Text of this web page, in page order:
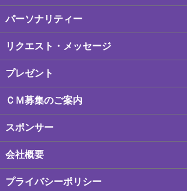
パーソナリティー
リクエスト・メッセージ
プレゼント
ＣＭ募集のご案内
スポンサー
会社概要
プライバシーポリシー